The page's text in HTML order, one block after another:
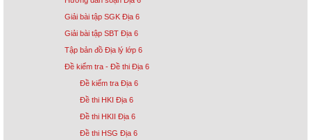
Giải bài tập SGK Địa 6
Giải bài tập SBT Địa 6
Tập bản đồ Địa lý lớp 6
Đề kiểm tra - Đề thi Địa 6
Đề kiểm tra Địa 6
Đề thi HKI Địa 6
Đề thi HKII Địa 6
Đề thi HSG Địa 6